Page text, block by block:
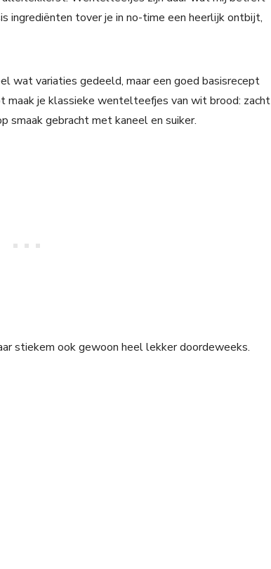
ingrediënten tover je in no-time een heerlijk ontbijt,
wat variaties gedeeld, maar een goed basisrecept
je klassieke wentelteefjes van wit brood: zacht
smaak gebracht met kaneel en suiker.
stiekem ook gewoon heel lekker doordeweeks.